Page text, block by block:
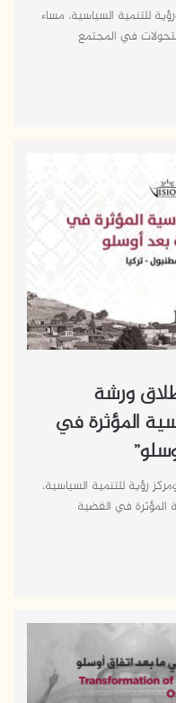
للتنمية السياسية، مساء
في المجتمع
ورشة
المؤثرة في
رؤية للتنمية السياسية،
المؤثرة في القضية